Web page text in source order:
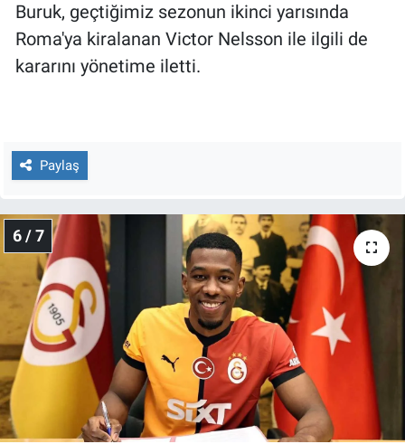
Buruk, geçtiğimiz sezonun ikinci yarısında
Roma'ya kiralanan Victor Nelsson ile ilgili de
kararını yönetime iletti.
Paylaş
6 / 7